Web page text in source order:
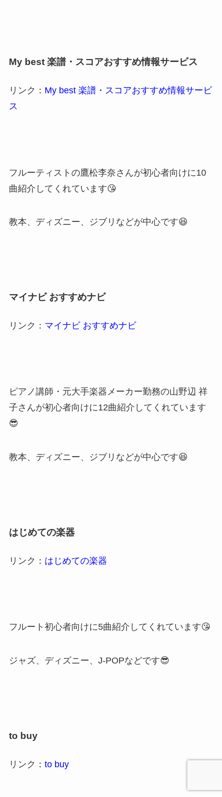
My best 楽譜・スコアおすすめ情報サービス
リンク： My best 楽譜・スコアおすすめ情報サービ
ス
フルーティストの鷹松李奈さんが初心者向けに10
曲紹介してくれています😘
教本、ディズニー、ジブリなどが中心です😆
マイナビ おすすめナビ
リンク： マイナビ おすすめナビ
ピアノ講師・元大手楽器メーカー勤務の山野辺 祥
子さんが初心者向けに12曲紹介してくれています
😎
教本、ディズニー、ジブリなどが中心です😆
はじめての楽器
リンク： はじめての楽器
フルート初心者向けに5曲紹介してくれています😘
ジャズ、ディズニー、J-POPなどです😎
to buy
リンク： to buy